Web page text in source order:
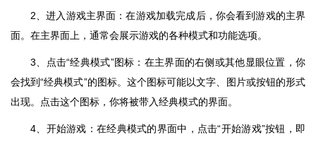
2、进入游戏主界面：在游戏加载完成后，你会看到游戏的主界
面。在主界面上，通常会展示游戏的各种模式和功能选项。
3、点击“经典模式”图标：在主界面的右侧或其他显眼位置，你
会找到“经典模式”的图标。这个图标可能以文字、图片或按钮的形式
出现。点击这个图标，你将被带入经典模式的界面。
4、开始游戏：在经典模式的界面中，点击“开始游戏”按钮，即